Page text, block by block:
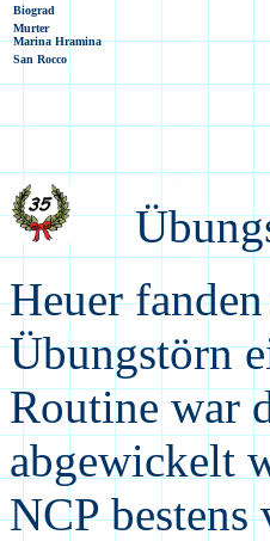
Biograd
Murter
Marina Hramina
San Rocco
Heuer
Übungstörn
Routine war
abgewickelt
NCP